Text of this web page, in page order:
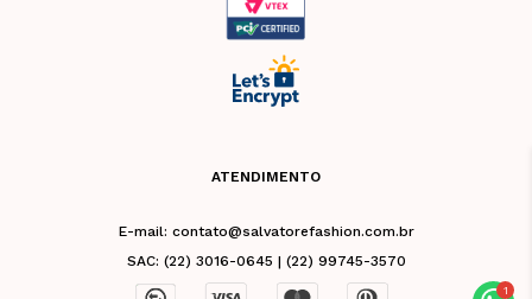
ATENDIMENTO
E-mail: contato@salvatorefashion.com.br
SAC: (22) 3016-0645 | (22) 99745-3570